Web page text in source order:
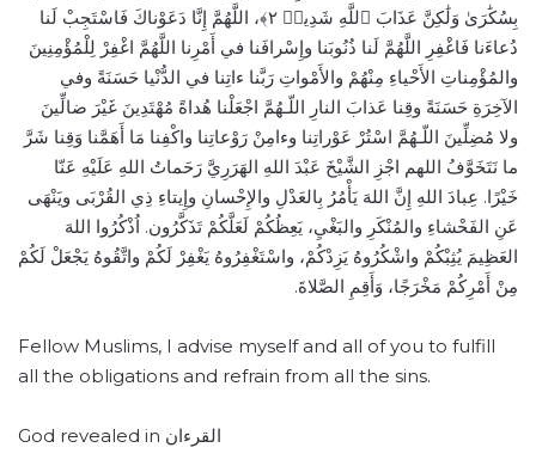
بِسُكَٰرَىٰ وَلَٰكِنَّ عَذَابَ ٱللَّهِ شَدِيدٞ ٢﴾، اللَّهُمَّ إِنَّا دَعَوْناكَ فَاسْتَجِبْ لَنا
دُعاءَنا فَاغْفِرِ اللَّهُمَّ لَنا ذُنُوبَنا وإِسْرافَنا في أَمْرِنا اللَّهُمَّ اغْفِرْ لِلْمُؤْمِنِينَ
والمُؤْمِناتِ الأَحْياءِ مِنْهُمْ والأَمْواتِ رَبَّنا ءاتِنا في الدُّنْيا حَسَنَةً وفي
الآخِرَةِ حَسَنَةً وقِنا عَذابَ النارِ اللّـهُمَّ اجْعَلْنا هُداةً مُهْتَدِينَ غَيْرَ ضالِّينَ
ولا مُضِلِّينَ اللّـهُمَّ اسْتُرْ عَوْراتِنا وءامِنْ رَوْعاتِنا واكْفِنا مَا أَهَمَّنا وَقِنا شَرَّ
ما نَتَخَوَّفُ اللهم اجْزِ الشَّيْخَ عَبْدَ اللهِ الهَرَرِيَّ رَحَماتُ اللهِ عَلَيْهِ عَنّا
خَيْرًا. عِبادَ اللهِ إِنَّ اللهَ يَأْمُرُ بِالعَدْلِ والإِحْسانِ وإِيتاءِ ذِي القُرْبَى ويَنْهَى
عَنِ الفَحْشاءِ والمُنْكَرِ والبَغْيِ، يَعِظُكُمْ لَعَلَّكُمْ تَذَكَّرُون. اُذْكُرُوا اللهَ
العَظِيمَ يُثِبْكُمْ واشْكُرُوهُ يَزِدْكُمْ، واسْتَغْفِرُوهُ يَغْفِرْ لَكُمْ واتَّقُوهُ يَجْعَلْ لَكُمْ
مِنْ أَمْرِكُمْ مَخْرَجًا، وَأَقِمِ الصَّلاةَ.
Fellow Muslims, I advise myself and all of you to fulfill
all the obligations and refrain from all the sins.
God revealed in القرءان